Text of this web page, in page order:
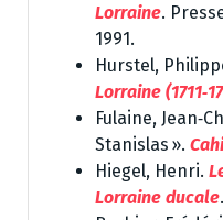
Lorraine.
1991.
Hurstel,
Lorraine
Fulaine,
Stanislas ».
Hiegel, Henri.
Lorraine ducale